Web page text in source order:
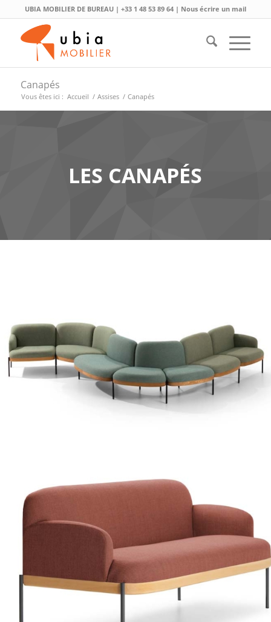
UBIA MOBILIER DE BUREAU | +33 1 48 53 89 64| Nous écrire un mail
Canapés
Vous êtes ici : Accueil / Assises / Canapés
LES CANAPÉS